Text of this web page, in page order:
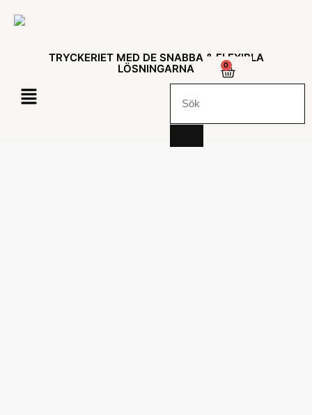
TRYCKERIET MED DE SNABBA & FLEXIBLA
LÖSNINGARNA
0